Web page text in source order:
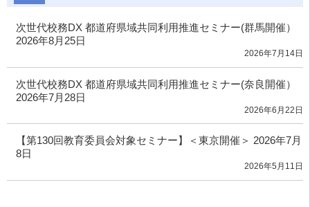
次世代校務DX 都道府県域共同利用推進セミナー(群馬開催）
2026年8月25日
2026年7月14日
次世代校務DX 都道府県域共同利用推進セミナー(奈良開催）
2026年7月28日
2026年6月22日
【第130回教育委員会対象セミナー】＜東京開催＞ 2026年7月
8日
2026年5月11日